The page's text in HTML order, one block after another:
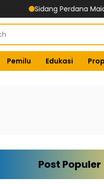
Perdana Maidi Dimulai,
Pemilu Edukasi
Post Populer